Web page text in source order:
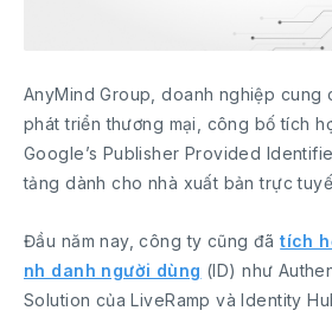
AnyMind Group, doanh nghiệp cung
phát triển thương mại, công bố tích
Google’s Publisher Provided
tảng dành cho nhà xuất bản trực
Đầu năm nay, công ty cũng đãtích
nh danh người dùng (ID) như
Solution của LiveRamp và Identity